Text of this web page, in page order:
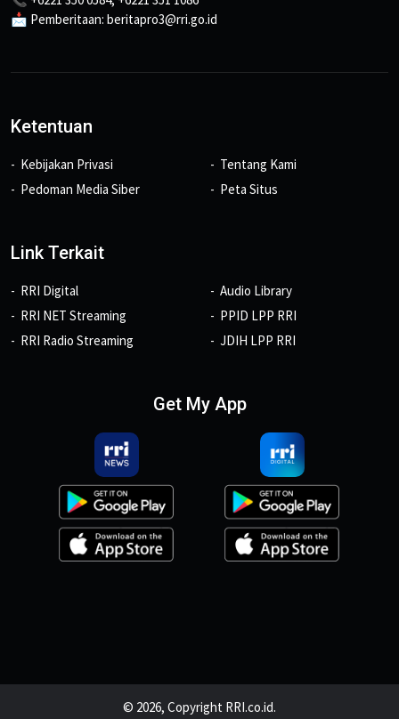
📩 Pemberitaan: beritapro3@rri.go.id
Ketentuan
Kebijakan Privasi
Pedoman Media Siber
Tentang Kami
Peta Situs
Link Terkait
RRI Digital
RRI NET Streaming
RRI Radio Streaming
Audio Library
PPID LPP RRI
JDIH LPP RRI
Get My App
© 2026, Copyright RRI.co.id.